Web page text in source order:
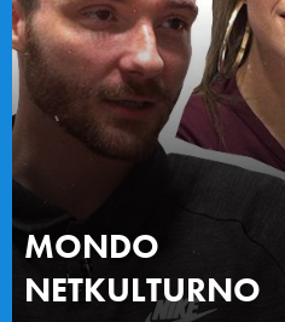
MONDO
NETKULTURNO